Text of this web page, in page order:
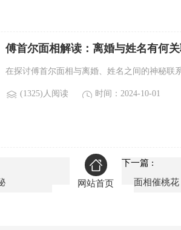
傅首尔面相解读：离婚与姓名有何关
在探讨傅首尔面相与离婚、姓名之间的神秘联
(1325)人阅读 时间：2024-10-01
网站首页
下一篇 :
面相催桃